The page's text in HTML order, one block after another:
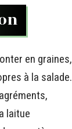
en graines,
à la salade.
laitue